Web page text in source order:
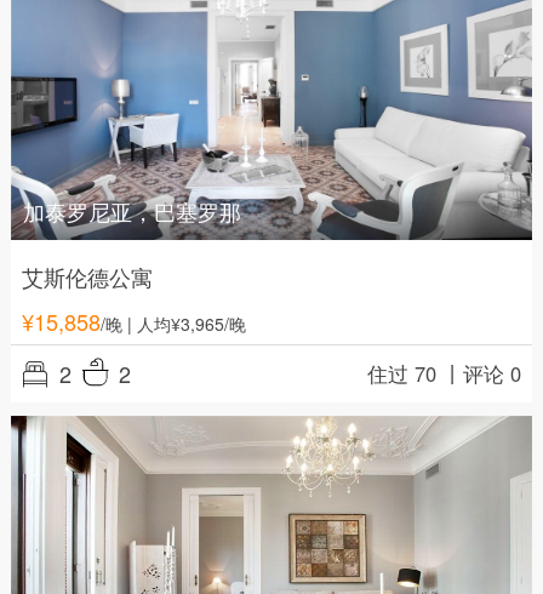
加泰罗尼亚，巴塞罗那
艾斯伦德公寓
¥15,858/晚| 人均¥3,965/晚
2 2 住过 70 丨评论 0